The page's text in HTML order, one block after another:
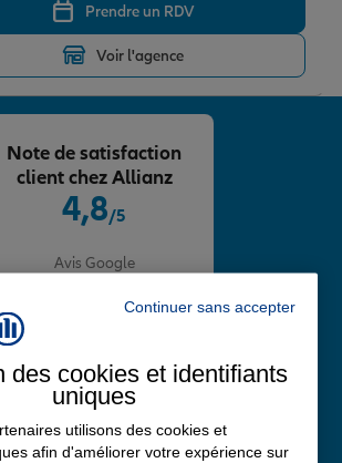
Prendre un RDV
Voir l'agence
4,8/5
Avis Google
Note de satisfaction
client chez Allianz
Continuer sans accepter
des cookies et identifiants
uniques
utilisons des cookies et
afin d'améliorer votre expérience sur